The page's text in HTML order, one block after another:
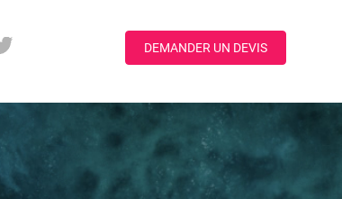
DEMANDER UN DEVIS